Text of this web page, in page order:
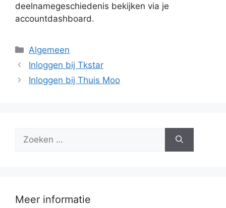
deelnamegeschiedenis bekijken via je
accountdashboard.
Categorieën
Algemeen
Inloggen bij Tkstar
Inloggen bij Thuis Moo
Zoek
Meer informatie